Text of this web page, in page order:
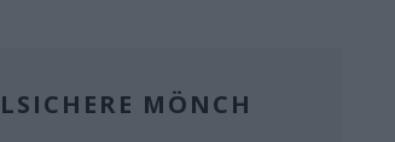
MÖNCH